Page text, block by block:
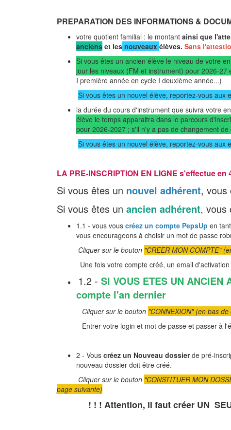
PREPARATION DES INFORMATIONS &
votre quotient familial : le montant ainsi que
anciens et les nouveaux élèves. Sans
Si vous êtes un ancien élève le niveau de votre
jour les niveaux (FM et instrument) pour 2026-
I première année en cycle I deuxième année...)
Si vous êtes un nouvel élève, reportez-vous aux
la durée du cours d'instrument que suivra votre
élève le temps apparaitra dans le parcours
pour 2026-2027 ; s'il n'y a pas de changement
Si vous êtes un nouvel élève, reportez-vous aux
LA PRE-INSCRIPTION EN LIGNE s'effectue
Si vous êtes un nouvel adhérent, vous
Si vous êtes un ancien adhérent, vous
1.1 - vous vous créez un compte PepsUp en
vous encourageons à choisir un mot de passe
Cliquer sur le bouton "CREER MON COMPTE"
Une fois votre compte créé, un email
1.2 - SI VOUS ETES UN ANCIEN
compte l'an dernier
Cliquer sur le bouton "CONNEXION" (en bas
Entrer votre login et mot de passe et passer à
2 - Vous créez un Nouveau dossier de pré-
nouveau dossier doit être créé.
Cliquer sur le bouton "CONSTITUER MON
page suivante)
! ! ! Attention, il faut créer UN